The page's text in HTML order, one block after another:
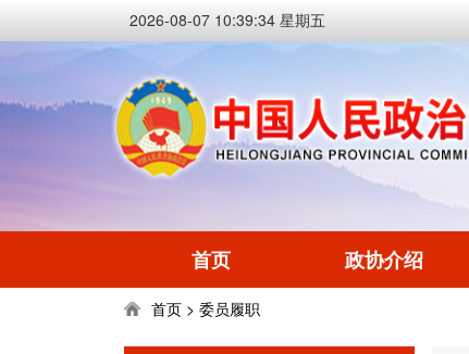
2026-08-07 10:39:34 星期五
首页 政协介绍
首页 > 委员履职